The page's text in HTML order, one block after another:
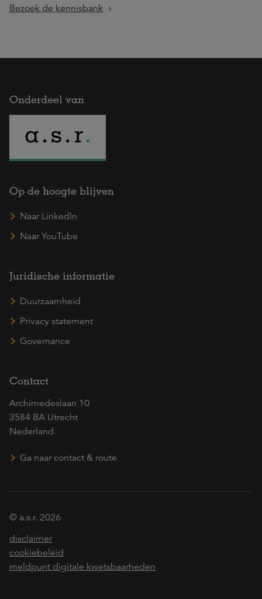
Bezoek de kennisbank
Onderdeel van
Op de hoogte blijven
Naar LinkedIn
Naar YouTube
Juridische informatie
Duurzaamheid
Privacy statement
Governance
Contact
Archimedeslaan 10
3584 BA Utrecht
Nederland
Ga naar contact & route
© a.s.r. 2026
disclaimer
cookiebeleid
meldpunt digitale kwetsbaarheden